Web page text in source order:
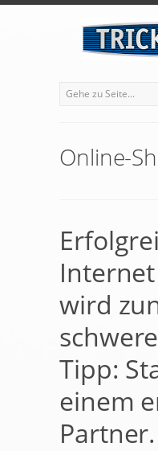
Online-
wird
Tipp:
einem
Partner.